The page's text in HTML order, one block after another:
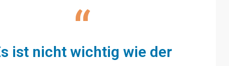
“
ist nicht wichtig wie der